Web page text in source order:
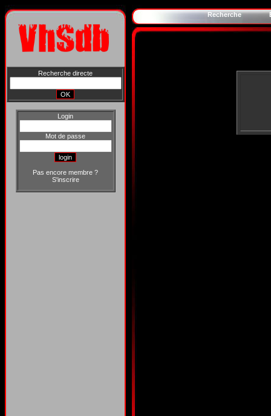
Recherche directe
Login
Mot de passe
Pas encore membre ?
S'inscrire
Recherche